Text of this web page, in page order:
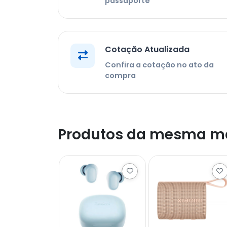
Cotação Atualizada
Confira a cotação no ato da
compra
Produtos da mesma